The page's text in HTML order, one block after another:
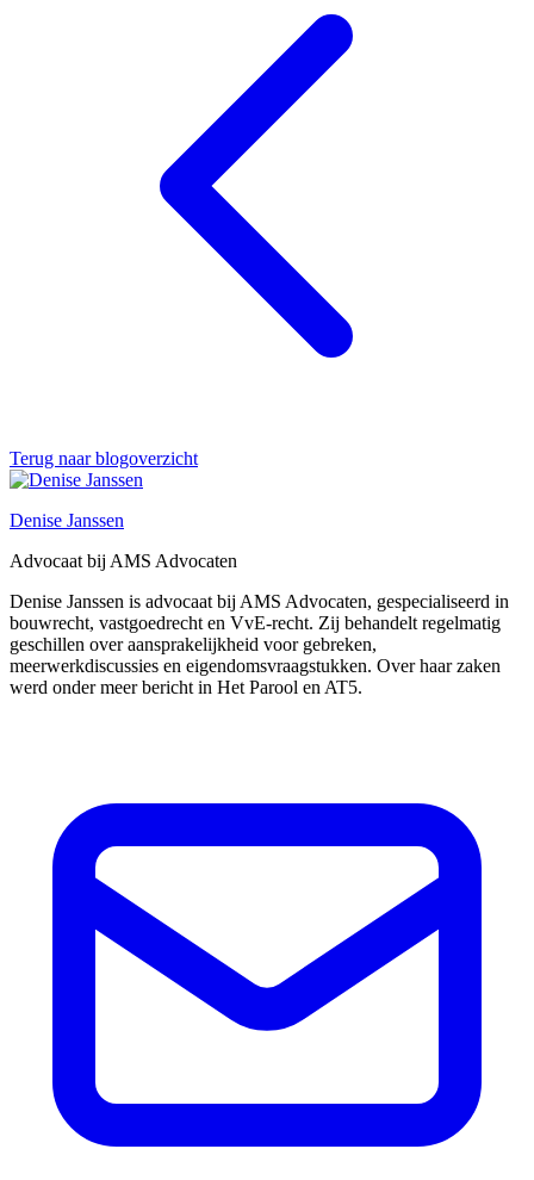
Terug naar blogoverzicht
Denise Janssen
Advocaat bij AMS Advocaten
Denise Janssen is advocaat bij AMS Advocaten, gespecialiseerd in
bouwrecht, vastgoedrecht en VvE-recht. Zij behandelt regelmatig
geschillen over aansprakelijkheid voor gebreken,
meerwerkdiscussies en eigendomsvraagstukken. Over haar zaken
werd onder meer bericht in Het Parool en AT5.